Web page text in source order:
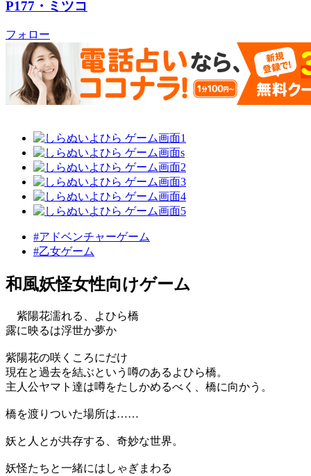
P177・ミツコ
フォロー
#アドベンチャーゲーム
#乙女ゲーム
和風妖怪女性向けゲーム
紫陽花濡れる、よひら橋
露に映るは浮世か夢か
紫陽花の咲くころにだけ
現在と過去を結ぶという噂のあるよひら橋。
主人公ヤマト達は噂をたしかめるべく、橋に向かう。
橋を渡りついた場所は……
妖と人とが共存する、奇妙な世界。
妖怪たちと一緒にはしゃぎまわる